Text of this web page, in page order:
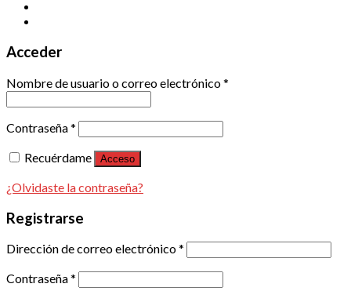
Acceder
Nombre de usuario o correo electrónico*
Contraseña*
Recuérdame
Acceso
¿Olvidaste la contraseña?
Registrarse
Dirección de correo electrónico*
Contraseña*